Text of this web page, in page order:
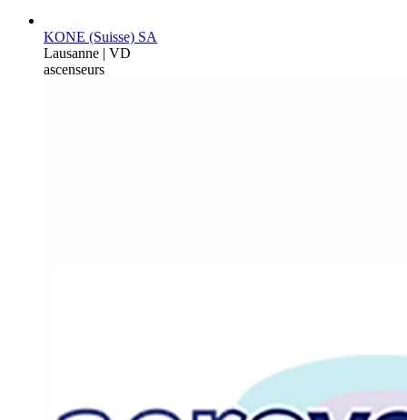
KONE (Suisse) SA
Lausanne | VD
ascenseurs